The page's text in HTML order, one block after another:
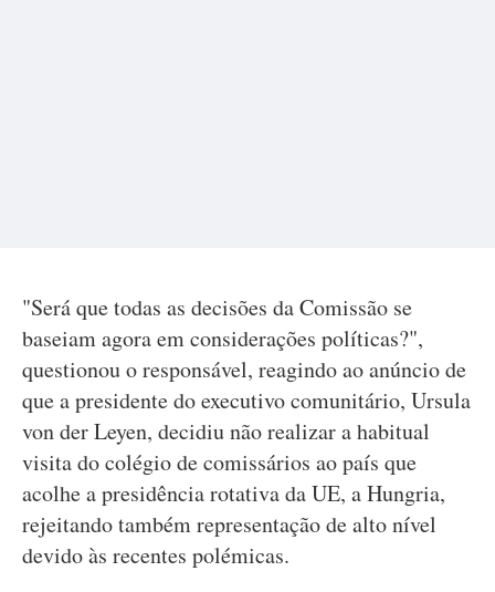
"Será que todas as decisões da Comissão se
baseiam agora em considerações políticas?",
questionou o responsável, reagindo ao anúncio de
que a presidente do executivo comunitário, Ursula
von der Leyen, decidiu não realizar a habitual
visita do colégio de comissários ao país que
acolhe a presidência rotativa da UE, a Hungria,
rejeitando também representação de alto nível
devido às recentes polémicas.